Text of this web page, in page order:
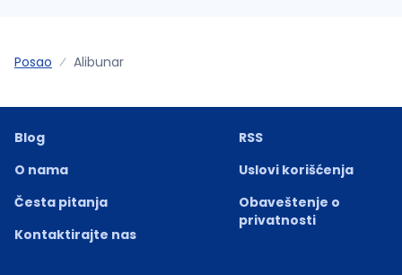
Posao Alibunar
Blog
O nama
Česta pitanja
Kontaktirajte nas
RSS
Uslovi korišćenja
Obaveštenje o
privatnosti